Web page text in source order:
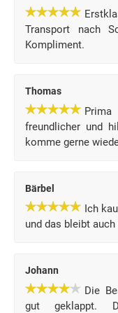
Transport nach
Kompliment.
Thomas
freundlicher und
komme gerne
Bärbel
Ich
und das bleibt auch
Johann
Die
gut geklappt.